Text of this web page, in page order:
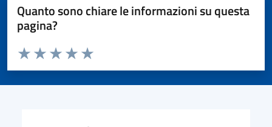
Quanto sono chiare le informazioni su questa
pagina?
Valuta da 1 a 5 stelle la pagina
Valuta 5 stelle su 5
Valuta 4 stelle su 5
Valuta 3 stelle su 5
Valuta 2 stelle su 5
Valuta 1 stelle su 5